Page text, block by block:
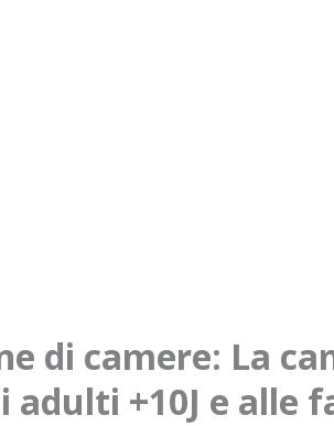
di camere: La
+10J e alle